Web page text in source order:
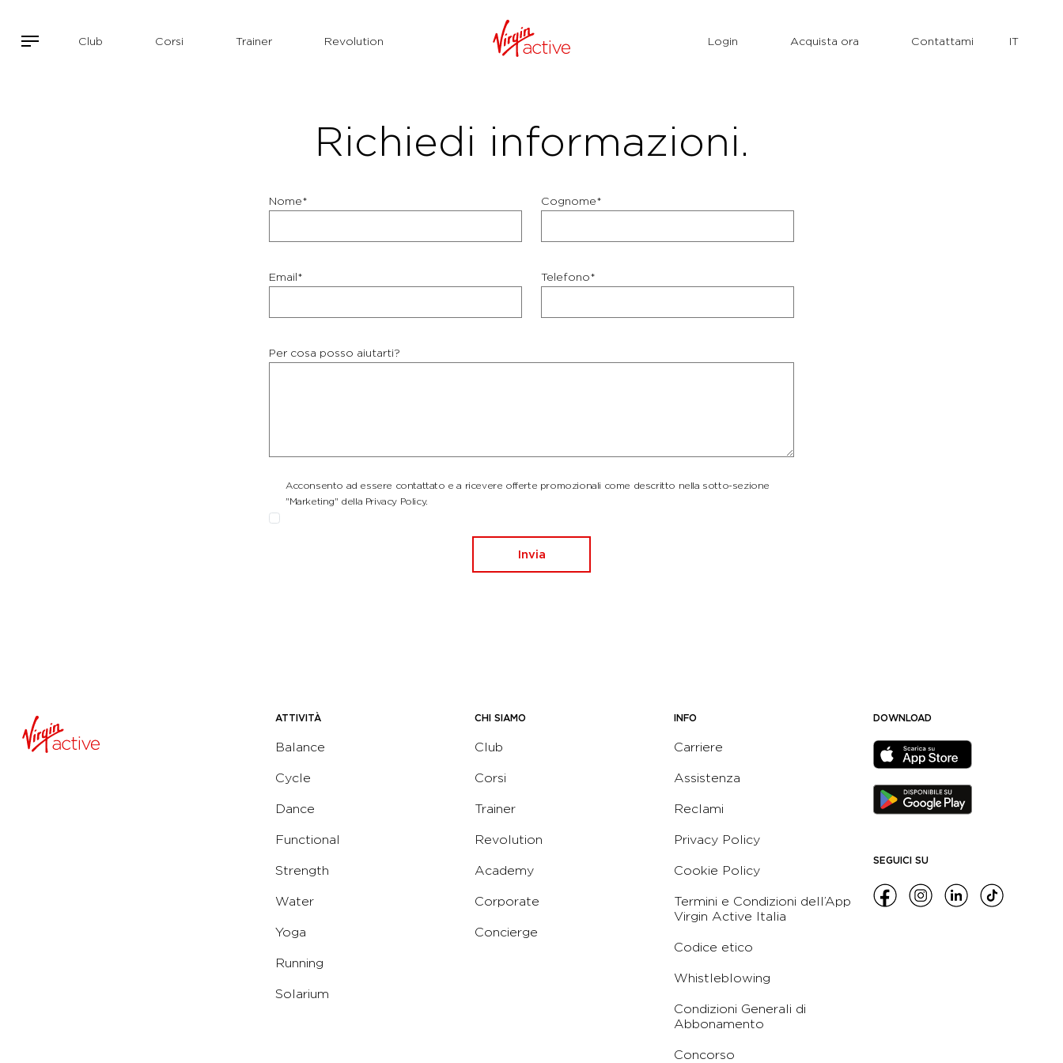
Club Corsi Trainer Revolution Login Acquista ora Contattami
Richiedi informazioni.
Nome* Cognome*
Email* Telefono*
Per cosa posso aiutarti?
Acconsento ad essere contattato e a ricevere offerte promozionali come descritto nella sotto-sezione
"Marketing" della Privacy Policy.
Invia
ATTIVITÀ
Balance
Cycle
Dance
Functional
Strength
Water
Yoga
Running
Solarium
CHI SIAMO
Club
Corsi
Trainer
Revolution
Academy
Corporate
Concierge
INFO
Carriere
Assistenza
Reclami
Privacy Policy
Cookie Policy
Termini e Condizioni dell’App
Virgin Active Italia
Codice etico
Whistleblowing
Condizioni Generali di
Abbonamento
Concorso
DOWNLOAD
SEGUICI SU